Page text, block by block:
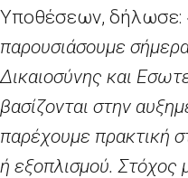
Υποθέσεων, δήλωσε:
παρουσιάσουμε
Δικαιοσύνης και
βασίζονται στην
παρέχουμε πρακτική
ή εξοπλισμού. Στόχος